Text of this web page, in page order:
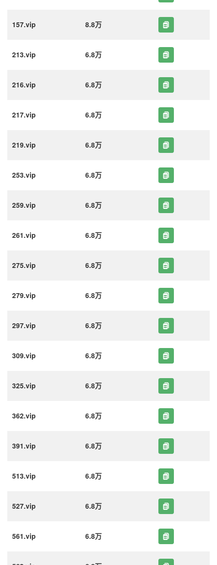
157.vip 8.8万
213.vip 6.8万
216.vip 6.8万
217.vip 6.8万
219.vip 6.8万
253.vip 6.8万
259.vip 6.8万
261.vip 6.8万
275.vip 6.8万
279.vip 6.8万
297.vip 6.8万
309.vip 6.8万
325.vip 6.8万
362.vip 6.8万
391.vip 6.8万
513.vip 6.8万
527.vip 6.8万
561.vip 6.8万